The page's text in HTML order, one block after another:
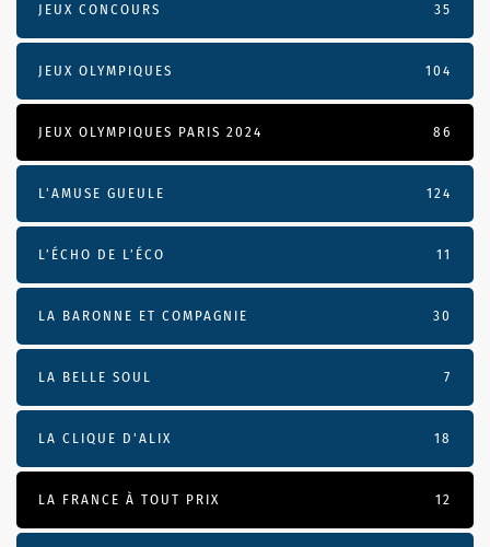
JEUX CONCOURS 35
JEUX OLYMPIQUES 104
JEUX OLYMPIQUES PARIS 2024 86
L'AMUSE GUEULE 124
L’ÉCHO DE L’ÉCO 11
LA BARONNE ET COMPAGNIE 30
LA BELLE SOUL 7
LA CLIQUE D'ALIX 18
LA FRANCE À TOUT PRIX 12